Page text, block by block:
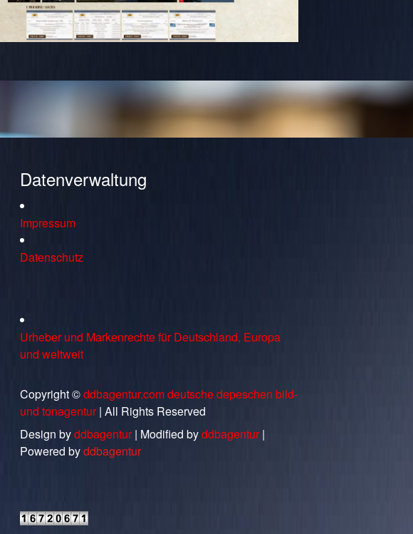
Datenverwaltung
Impressum
Datenschutz
Urheber und Markenrechte für Deutschland, Europa
und weltweit
Copyright ©ddbagentur.com deutsche depeschen bild-
und tonagentur| All Rights Reserved
Design byddbagentur| Modified byddbagentur|
Powered byddbagentur